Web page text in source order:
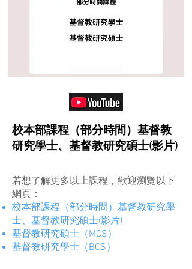
校本部課程（部分時間）基督教
研究學士、基督教研究碩士(影片)
若想了解更多以上課程，歡迎瀏覽以下
網頁：
校本部課程（部分時間）基督教研究學
士、基督教研究碩士(影片)
基督教研究碩士（MCS）
基督教研究學士（BCS）